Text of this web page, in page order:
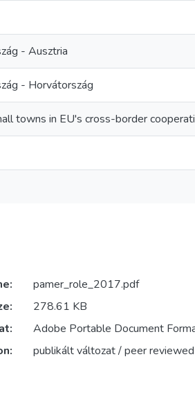
- Ausztria
- Horvátország
towns in EU's cross-border
pamer_role_2017.pdf
278.61 KB
Adobe Portable Document
publikált változat / peer